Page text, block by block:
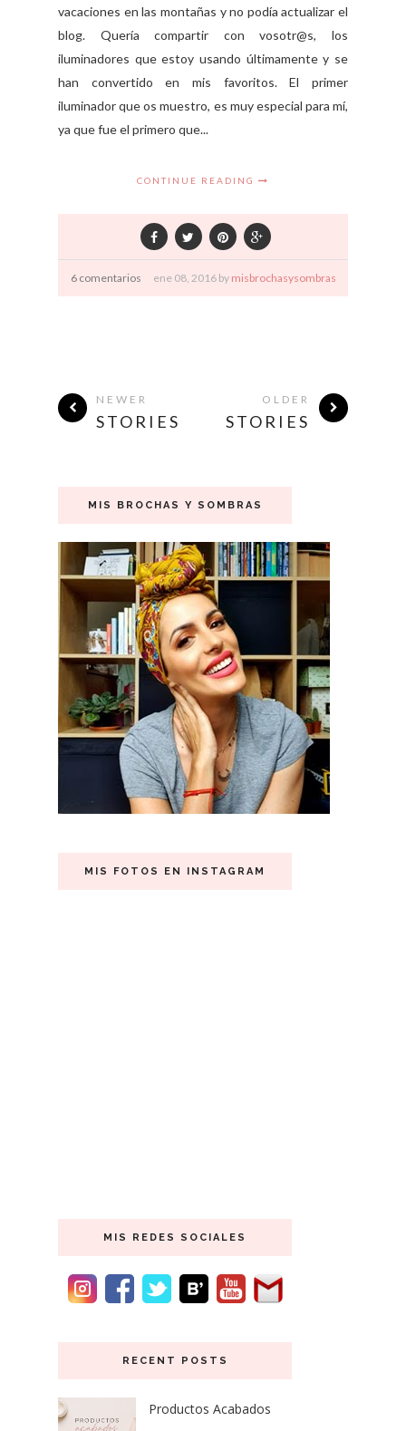
vacaciones en las montañas y no podía actualizar el
blog. Quería compartir con vosotr@s, los
iluminadores que estoy usando últimamente y se
han convertido en mis favoritos. El primer
iluminador que os muestro, es muy especial para mí,
ya que fue el primero que...
CONTINUE READING
6 comentarios ene 08, 2016 by misbrochasysombras
NEWER
STORIES
OLDER
STORIES
MIS BROCHAS Y SOMBRAS
MIS FOTOS EN INSTAGRAM
MIS REDES SOCIALES
RECENT POSTS
Productos Acabados